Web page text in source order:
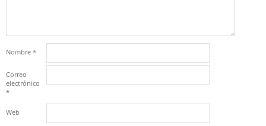
Nombre *
Correo
electrónico
*
Web